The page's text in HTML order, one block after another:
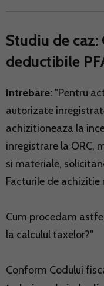
Studiu de
deductibile
Intrebare:"Pentru
autorizate
achizitioneaza la
inregistrare la ORC,
si materiale,
Facturile de achizitie
Cum procedam
la calculul taxelor?"
Conform Codului